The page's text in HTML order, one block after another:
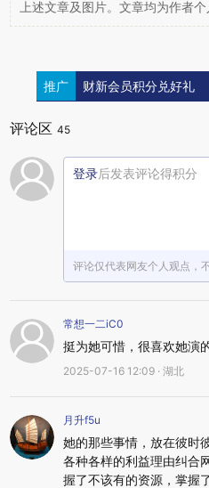
上述文章及图片。文章均为作者
推广 财新会员积分兑好礼
评论区 45
登录后发表评论得积分
评论仅代表网友个人观点，
常想一二iC0
挺为她可惜，很喜欢她演
2025-07-16 12:09 · 湖北
月升f5u
她的那些事情，放在彼时
各种各样的利益理由纠合
握了不该有的资源，掌握